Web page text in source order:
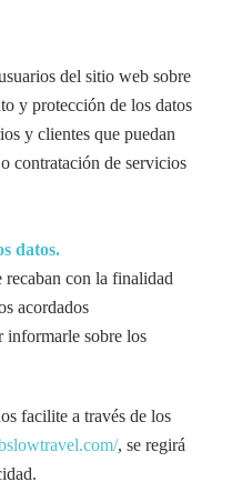
del sitio web sobre
y protección de los datos
y clientes que puedan
contratación de servicios
datos.
recaban con la finalidad
acordados
informarle sobre los
facilite a través de los
, se regirá